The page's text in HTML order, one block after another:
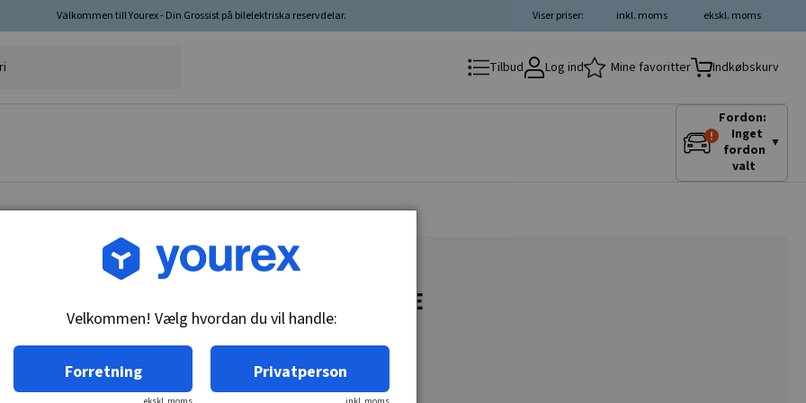
Välkommen till Yourex - Din Grossist på bilelektriska reservdelar. ekskl. moms
inkl. moms
Viser priser:
Tilbud Log ind Mine favoritter Indkøbskurv
Fordon:
Inget
fordon
valt
▼
Vare nr.: DR-1910404
Endeplade gen.likström DE
Velkommen! Vælg hvordan du vil handle:
Forretning Privatperson